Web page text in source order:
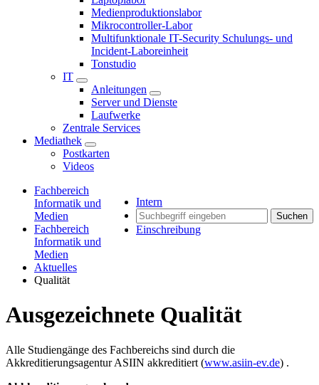
Medienproduktionslabor
Mikrocontroller-Labor
Multifunktionale IT-Security Schulungs- und
Incident-Laboreinheit
Tonstudio
IT
Anleitungen
Server und Dienste
Laufwerke
Zentrale Services
Mediathek
Postkarten
Videos
Intern
Suchen
Einschreibung
Fachbereich
Informatik und
Medien
Fachbereich
Informatik und
Medien
Aktuelles
Qualität
Ausgezeichnete Qualität
Alle Studiengänge des Fachbereichs sind durch die
Akkreditierungsagentur ASIIN akkreditiert (www.asiin-ev.de) .